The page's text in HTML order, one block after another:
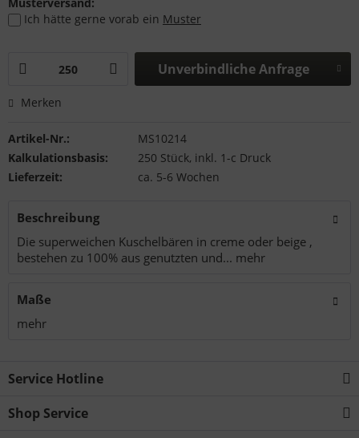
Ich hätte gerne vorab ein Muster
Unverbindliche Anfrage
Merken
Artikel-Nr.:
MS10214
Kalkulationsbasis:
250 Stück, inkl. 1-c Druck
Lieferzeit:
ca. 5-6 Wochen
Beschreibung
Die superweichen Kuschelbären in creme oder beige ,
bestehen zu 100% aus genutzten und... mehr
Maße
mehr
Service Hotline
Shop Service